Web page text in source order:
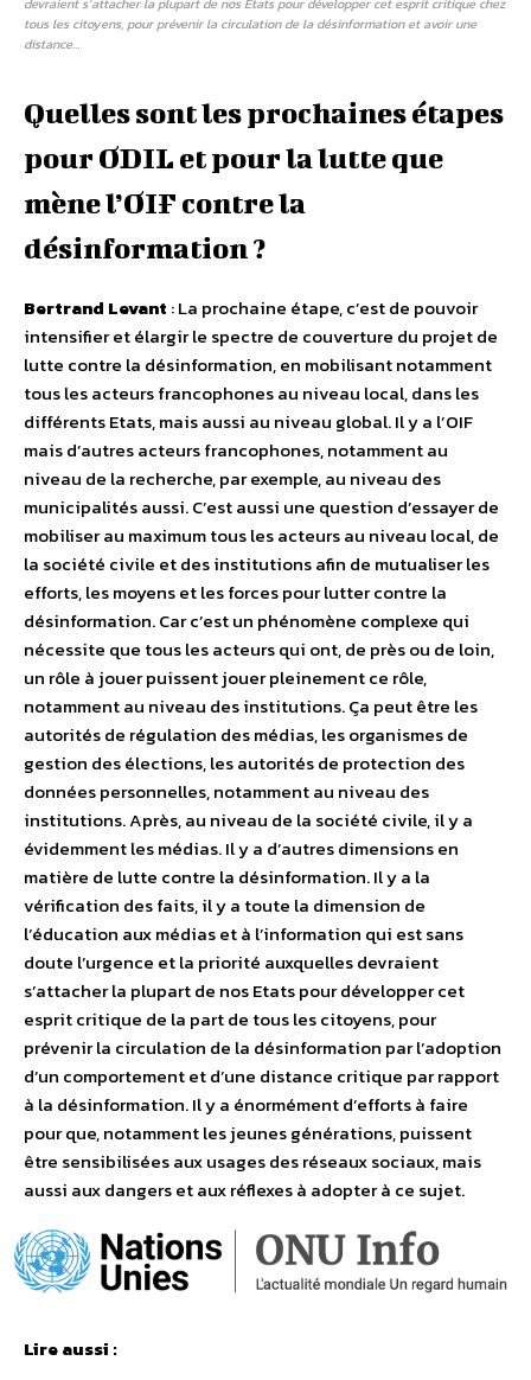
tous les citoyens, pour prévenir la circulation de la désinformation et avoir une
distance…
Quelles sont les prochaines étapes
pour ODIL et pour la lutte que
mène l’OIF contre la
désinformation ?
Bertrand Levant : La prochaine étape, c’est de pouvoir
intensifier et élargir le spectre de couverture du projet de
lutte contre la désinformation, en mobilisant notamment
tous les acteurs francophones au niveau local, dans les
différents Etats, mais aussi au niveau global. Il y a l’OIF
mais d’autres acteurs francophones, notamment au
niveau de la recherche, par exemple, au niveau des
municipalités aussi. C’est aussi une question d’essayer de
mobiliser au maximum tous les acteurs au niveau local, de
la société civile et des institutions afin de mutualiser les
efforts, les moyens et les forces pour lutter contre la
désinformation. Car c’est un phénomène complexe qui
nécessite que tous les acteurs qui ont, de près ou de loin,
un rôle à jouer puissent jouer pleinement ce rôle,
notamment au niveau des institutions. Ça peut être les
autorités de régulation des médias, les organismes de
gestion des élections, les autorités de protection des
données personnelles, notamment au niveau des
institutions. Après, au niveau de la société civile, il y a
évidemment les médias. Il y a d’autres dimensions en
matière de lutte contre la désinformation. Il y a la
vérification des faits, il y a toute la dimension de
l’éducation aux médias et à l’information qui est sans
doute l’urgence et la priorité auxquelles devraient
s’attacher la plupart de nos Etats pour développer cet
esprit critique de la part de tous les citoyens, pour
prévenir la circulation de la désinformation par l’adoption
d’un comportement et d’une distance critique par rapport
à la désinformation. Il y a énormément d’efforts à faire
pour que, notamment les jeunes générations, puissent
être sensibilisées aux usages des réseaux sociaux, mais
aussi aux dangers et aux réflexes à adopter à ce sujet.
Lire aussi :